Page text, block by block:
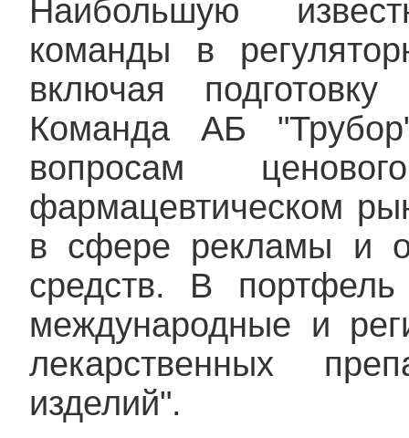
Наибольшую
команды в
включая
Команда АБ
вопросам
фармацевтическом
в сфере рекламы и
средств. В
международные и
лекарственных
изделий".